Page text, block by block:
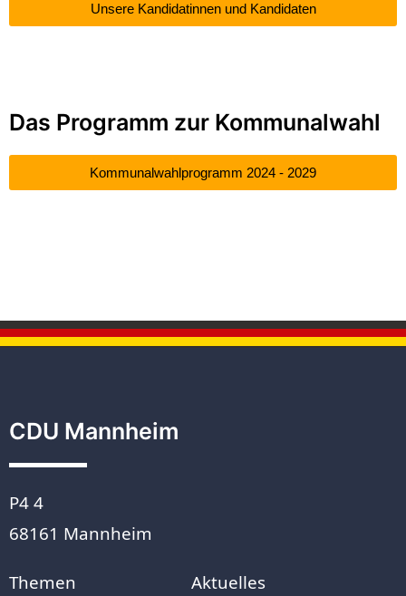
Unsere Kandidatinnen und Kandidaten
Das Programm zur Kommunalwahl
Kommunalwahlprogramm 2024 - 2029
CDU Mannheim
P4 4
68161 Mannheim
Themen
Aktuelles